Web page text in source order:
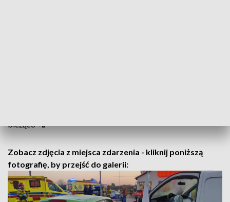
bieżąco 📲
Zobacz zdjęcia z miejsca zdarzenia - kliknij poniższą
fotografię, by przejść do galerii: